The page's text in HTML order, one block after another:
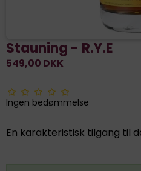
Stauning - R.Y.E
549,00 DKK
Ingen bedømmelse
En karakteristisk tilgang til